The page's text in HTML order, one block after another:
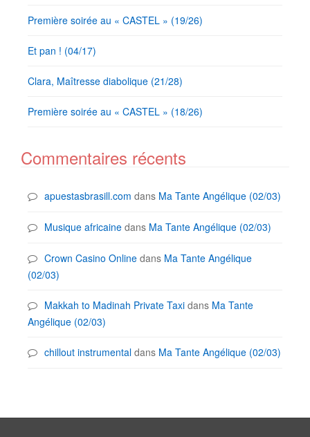
Première soirée au « CASTEL » (19/26)
Et pan ! (04/17)
Clara, Maîtresse diabolique (21/28)
Première soirée au « CASTEL » (18/26)
Commentaires récents
apuestasbrasill.com dans Ma Tante Angélique (02/03)
Musique africaine dans Ma Tante Angélique (02/03)
Crown Casino Online dans Ma Tante Angélique
(02/03)
Makkah to Madinah Private Taxi dans Ma Tante
Angélique (02/03)
chillout instrumental dans Ma Tante Angélique (02/03)